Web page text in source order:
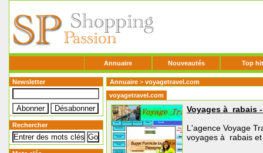
Annuaire Nouveautés Top
Newsletter
Rechercher
Annuaire > voyagetravel.com
voyagetravel.com
Voyages à rabais
L'agence Voyage
voyages à rabais